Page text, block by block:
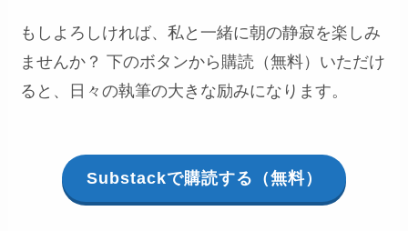
もしよろしければ、私と一緒に朝の静寂を楽しみ
ませんか？ 下のボタンから購読（無料）いただけ
ると、日々の執筆の大きな励みになります。
Substackで購読する（無料）